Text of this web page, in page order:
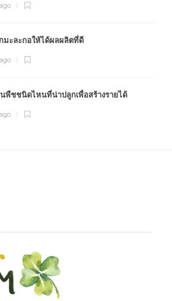
มะละกอให้ได้ผลผลิตที่ดี
พืชชนิดไหนที่น่าปลูกเพื่อสร้างรายได้